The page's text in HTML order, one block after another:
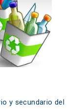
y secundario del